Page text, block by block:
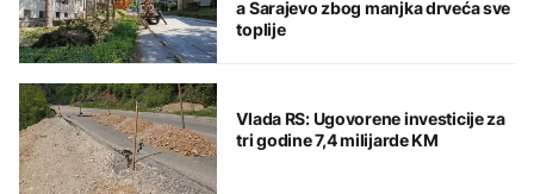
a Sarajevo zbog manjka drveća sve
toplije
Vlada RS: Ugovorene investicije za
tri godine 7,4 milijarde KM